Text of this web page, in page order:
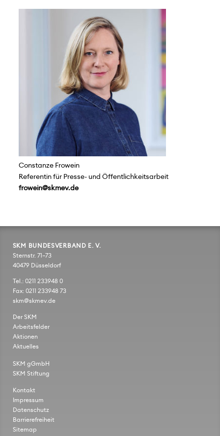
Constanze Frowein
Referentin für Presse- und Öffentlichkeitsarbeit
frowein@skmev.de
SKM BUNDESVERBAND E. V.
Sternstr. 71–73
40479 Düsseldorf
Tel.: 0211 233948 0
Fax: 0211 233948 73
skm@skmev.de
Der SKM
Arbeitsfelder
Aktionen
Aktuelles
SKM gGmbH
SKM Stiftung
Kontakt
Impressum
Datenschutz
Barrierefreiheit
Sitemap